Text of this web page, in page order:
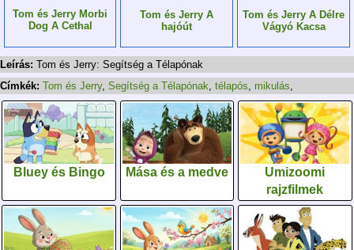
Tom és Jerry Morbi
Dog A Cethal
Tom és Jerry A
hajóút
Tom és Jerry A Délre
Vágyó Kacsa
Leírás: Tom és Jerry: Segítség a Télapónak
Címkék: Tom és Jerry, Segítség a Télapónak, télapós, mikulás,
Bluey és Bingo Mása és a medve
Umizoomi
rajzfilmek